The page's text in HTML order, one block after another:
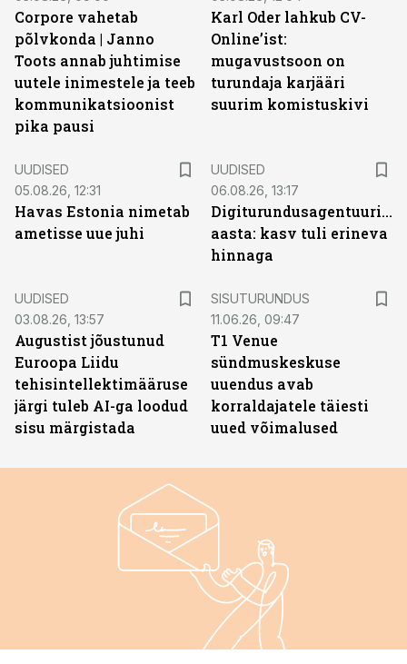
Corpore vahetab
põlvkonda | Janno
Toots annab juhtimise
uutele inimestele ja teeb
kommunikatsioonist
pika pausi
Karl Oder lahkub CV-
Online’ist:
mugavustsoon on
turundaja karjääri
suurim komistuskivi
UUDISED
05.08.26, 12:31
Havas Estonia nimetab
ametisse uue juhi
UUDISED
06.08.26, 13:17
Digiturundusagentuuride
aasta: kasv tuli erineva
hinnaga
UUDISED
03.08.26, 13:57
Augustist jõustunud
Euroopa Liidu
tehisintellektimääruse
järgi tuleb AI-ga loodud
sisu märgistada
SISUTURUNDUS
11.06.26, 09:47
T1 Venue
sündmuskeskuse
uuendus avab
korraldajatele täiesti
uued võimalused